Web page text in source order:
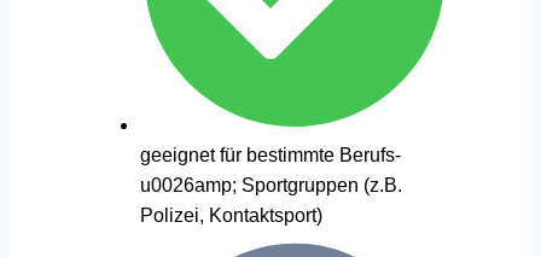
geeignet für bestimmte Berufs-
u0026amp; Sportgruppen (z.B.
Polizei, Kontaktsport)